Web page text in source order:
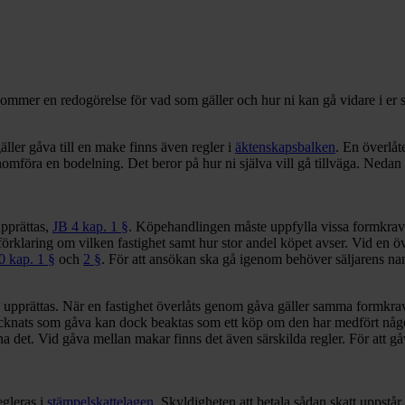
en redogörelse för vad som gäller och hur ni kan gå vidare i er
gåva till en make finns även regler i äktenskapsbalken. En
en bodelning. Det beror på hur ni själva vill gå tillväga.
JB 4 kap. 1 §. Köpehandlingen måste uppfylla vissa
om vilken fastighet samt hur stor andel köpet avser. Vid en
kap. 1 § och 2 §. För att ansökan ska gå igenom behöver säljarens
När en fastighet överlåts genom gåva gäller samma
som gåva kan dock beaktas som ett köp om den har medfört
det. Vid gåva mellan makar finns det även särskilda regler. För att
i stämpelskattelagen . Skyldigheten att betala sådan skatt